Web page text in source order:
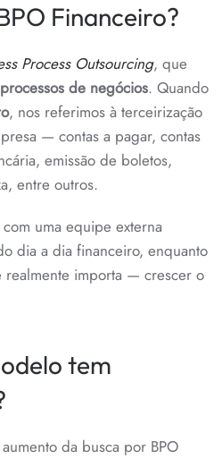
Financeiro?
Process Outsourcing, que
de negócios. Quando
, nos referimos à terceirização
— contas a pagar, contas
emissão de boletos,
entre outros.
uma equipe externa
dia a dia financeiro, enquanto
realmente importa — crescer o
tem
da busca por BPO